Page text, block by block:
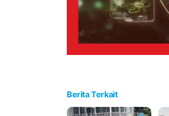
Berita Terkait